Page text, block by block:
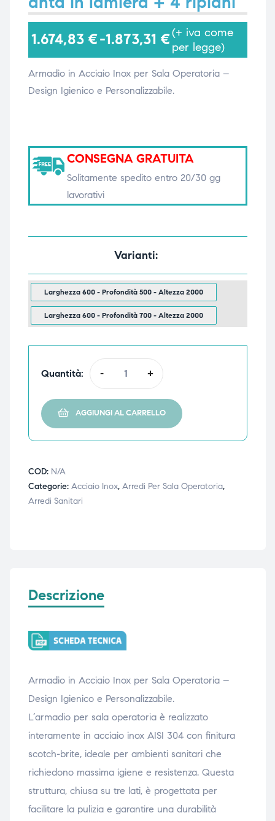
1.674,83 €-1.873,31 €(+ iva come
per legge)
Armadio in Acciaio Inox per Sala Operatoria –
Design Igienico e Personalizzabile.
CONSEGNA GRATUITA
Solitamente spedito entro 20/30 gg
lavorativi
Varianti
Larghezza 600 - Profondità 500 - Altezza 2000
Larghezza 600 - Profondità 700 - Altezza 2000
Quantità: - +
AGGIUNGI AL CARRELLO
COD: N/A
Categorie: Acciaio Inox, Arredi Per Sala Operatoria,
Arredi Sanitari
Descrizione
Armadio in Acciaio Inox per Sala Operatoria –
Design Igienico e Personalizzabile.
L’armadio per sala operatoria è realizzato
interamente in acciaio inox AISI 304 con finitura
scotch-brite, ideale per ambienti sanitari che
richiedono massima igiene e resistenza. Questa
struttura, chiusa su tre lati, è progettata per
facilitare la pulizia e garantire una durabilità